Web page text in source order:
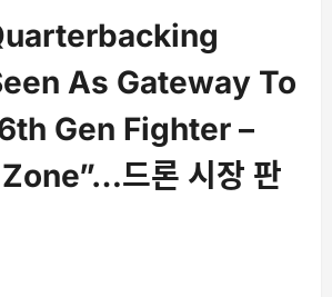
As Gateway To
Gen Fighter –
드론 시장 판